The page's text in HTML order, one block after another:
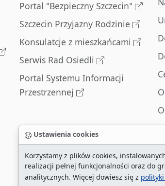
Ustawienia cookies
Korzystamy z plików cookies,
realizacji pełnej funkcjonalności oraz do
analitycznych. Więcej dowiesz się z
Portal "Bezpieczny Szczecin"
Szczecin Przyjazny Rodzinie
Konsulatcje z mieszkańcami
Serwis Rad Osiedli
Portal Systemu Informacji
Przestrzennej